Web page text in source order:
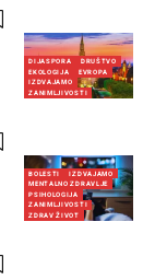
DIJASPORA
DRUŠTVO
EKOLOGIJA
EVROPA
IZDVAJAMO
ZANIMLJIVOSTI
BOLESTI
IZDVAJAMO
MENTALNO ZDRAVLJE
PSIHOLOGIJA
ZANIMLJIVOSTI
ZDRAV ŽIVOT